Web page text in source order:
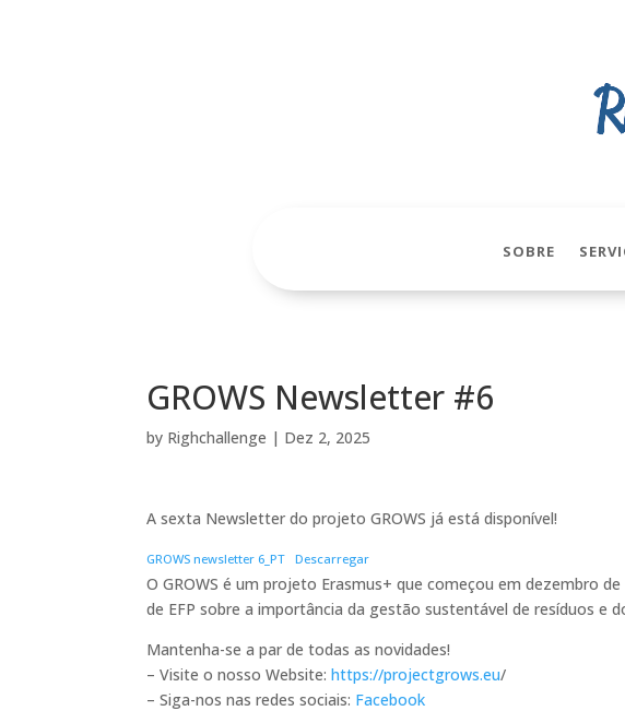
SOBRE
GROWS Newsletter #6
by Righchallenge | Dez 2, 2025
A sexta Newsletter do projeto GROWS já está disponível!
GROWS newsletter 6_PT Descarregar
O GROWS é um projeto Erasmus+ que começou em dezembro
de EFP sobre a importância da gestão sustentável de resíduos e
Mantenha-se a par de todas as novidades!
– Visite o nosso Website:https://projectgrows.eu/
– Siga-nos nas redes sociais: Facebook